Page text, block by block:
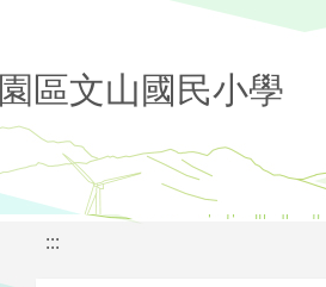
區文山國民小學
:::